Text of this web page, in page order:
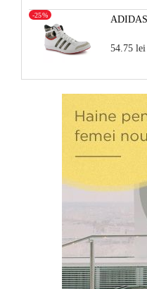
-25%
54.75 lei